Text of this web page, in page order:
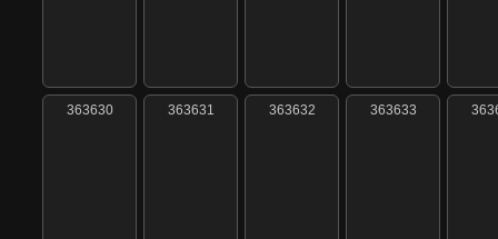
363630 363631 363632 363633